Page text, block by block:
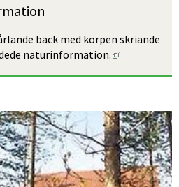
bäck med korpen skriande
naturinformation.
Länk till